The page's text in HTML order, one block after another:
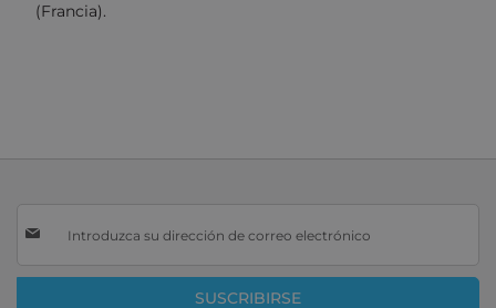
(Francia).
boletín
SUSCRIBIRSE